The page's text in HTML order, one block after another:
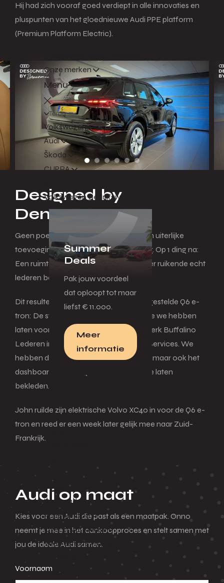
Onze merken
Menu
Terug
Volkswagen
Audi
Škoda
CUPRA
Volkswagen Bedrijfswagens
Summer
Deals
Pak jouw voordeel
dat oploopt tot maar
liefst € 11.000.
Meer
informatie
Leasen
Terug
Voorraad
Actieaanbod
Over private lease
Veelgestelde vragen
Menu
Hij had zich vooraf goed verdiept in alle innovaties en
pluspunten van het gloednieuwe Audi PPE platform
(Premium Platform Electric).
Designed by
Denneman
Geen poespas: Opties, rij-assistenten en uiterlijke
toevoegingen vond hij totaal overbodig. Op 1 ding na:
Een ruimtelijk en licht interieur met lekker ruikende echt
lederen bekleding.
Dit resulteerde in een bijzonder samengestelde Q6 e-
tron: De standaard Edition uitvoering die we hebben
laten voorzien van een prachtig maatwerk Buffalino
Lederen interieur via Alba Automotive Services. We
hebben daarbij niet alleen de portieren, maar ook het
dashboard over de gehele breedte mee laten
bekleden.
John ruilde zijn elektrische Volvo XC40 in voor de Q6 e-
tron en reed er een week later gelijk mee naar Zuid-
Frankrijk.
Audi op maat
Kies voor een Audi die past als een maatpak. Onno
neemt je mee in het aankoopproces en stelt samen met
jou de ideale Audi samen.
Voornaam